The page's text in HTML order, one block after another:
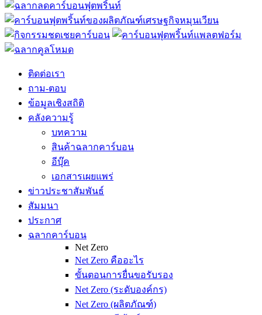
ติดต่อเรา
ถาม-ตอบ
ข้อมูลเชิงสถิติ
คลังความรู้
บทความ
สินค้าฉลากคาร์บอน
อีบุ๊ค
เอกสารเผยแพร่
ข่าวประชาสัมพันธ์
สัมมนา
ประกาศ
ฉลากคาร์บอน
Net Zero
Net Zero คืออะไร
ขั้นตอนการยื่นขอรับรอง
Net Zero (ระดับองค์กร)
Net Zero (ผลิตภัณฑ์)